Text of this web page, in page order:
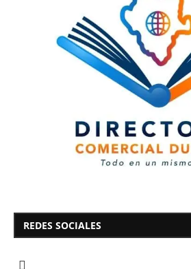
REDES SOCIALES